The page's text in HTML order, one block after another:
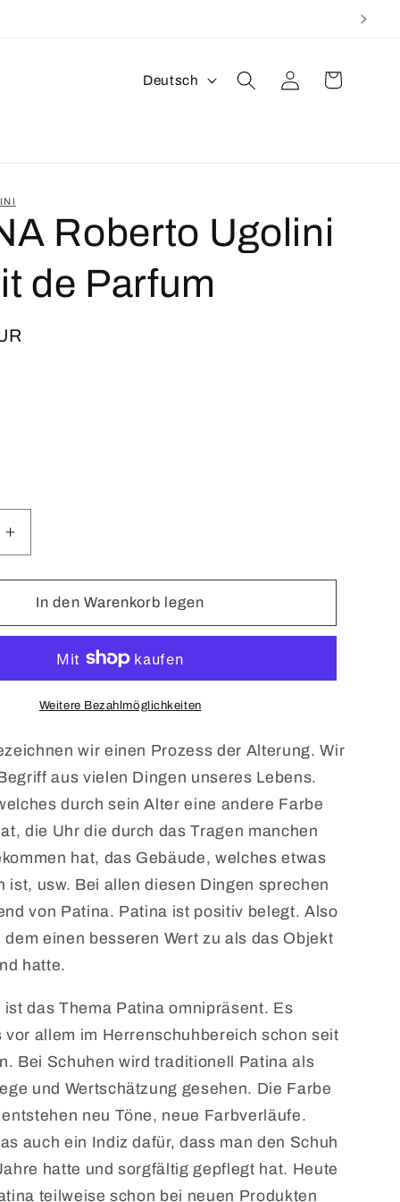
S
h
Deutsch EinloggenWarenkorb
Roberto Ugolini
de Parfum
Erhöhe
die
Menge
PATINA
Ugolini
Extrait
In den Warenkorb legen
Weitere Bezahlmöglichkeiten
wir einen Prozess der Alterung. Wir
aus vielen Dingen unseres Lebens.
durch sein Alter eine andere Farbe
die Uhr die durch das Tragen manchen
hat, das Gebäude, welches etwas
ist, usw. Bei allen diesen Dingen sprechen
von Patina. Patina ist positiv belegt. Also
dem einen besseren Wert zu als das Objekt
hatte.
ist das Thema Patina omnipräsent. Es
vor allem im Herrenschuhbereich schon seit
Bei Schuhen wird traditionell Patina als
und Wertschätzung gesehen. Die Farbe
neu Töne, neue Farbverläufe.
auch ein Indiz dafür, dass man den Schuh
hatte und sorgfältig gepflegt hat. Heute
teilweise schon bei neuen Produkten